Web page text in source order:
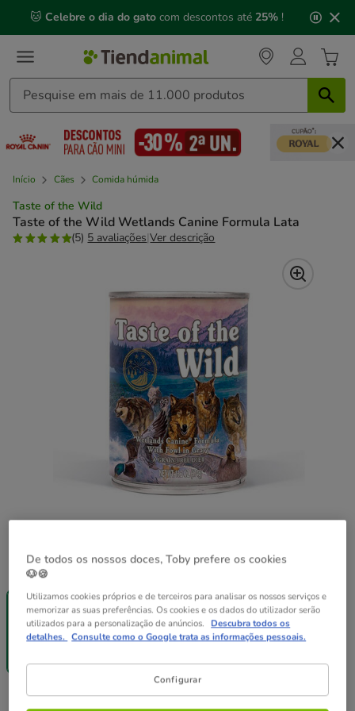
mensagem,
🐱 Celebre o dia do gato com descontos até 25% !
Início Cães Comida húmida
Taste of the Wild
Taste of the Wild Wetlands Canine Formula Lata
(5) 5 avaliações|Ver descrição
Peso: 390 g
390 g
-25% na 2ª
un.
3.49€
(8.95€ / kg)
12 latas x 390
g
Sem Stock
41.88€
41.04€
(8.77€ / kg)
3.49€
De todos os nossos doces, Toby prefere os cookies
🐶🍪
Utilizamos cookies próprios e de terceiros para analisar os nossos serviços e
memorizar as suas preferências. Os cookies e os dados do utilizador serão
utilizados para a personalização de anúncios. Descubra todos os
detalhes. Consulte como o Google trata as informações pessoais.
Configurar